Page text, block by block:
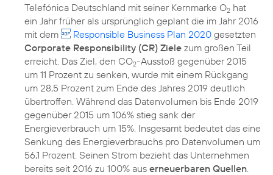
Telefónica Deutschland mit seiner Kernmarke O2 hat
ein Jahr früher als ursprünglich geplant die im Jahr 2016
mit dem
Responsible Business Plan 2020 gesetzten
Corporate Responsibility (CR) Ziele zum großen Teil
erreicht. Das Ziel, den CO2-Ausstoß gegenüber 2015
um 11 Prozent zu senken, wurde mit einem Rückgang
um 28,5 Prozent zum Ende des Jahres 2019 deutlich
übertroffen. Während das Datenvolumen bis Ende 2019
gegenüber 2015 um 106% stieg sank der
Energieverbrauch um 15%. Insgesamt bedeutet das eine
Senkung des Energieverbrauchs pro Datenvolumen um
56,1 Prozent. Seinen Strom bezieht das Unternehmen
bereits seit 2016 zu 100% aus erneuerbaren Quellen